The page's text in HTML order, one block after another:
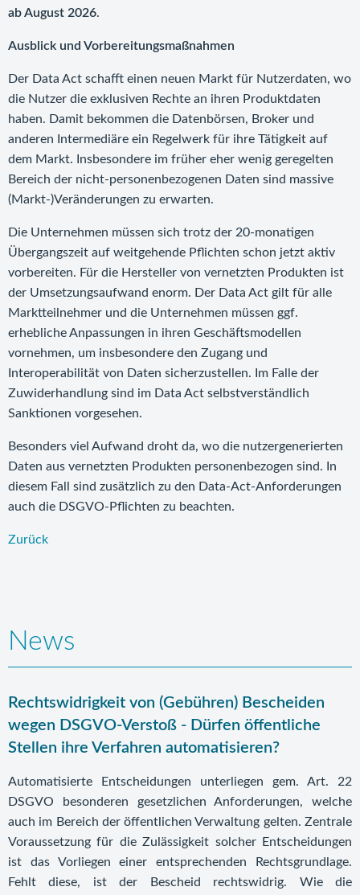
ab August 2026.
Ausblick und Vorbereitungsmaßnahmen
Der Data Act schafft einen neuen Markt für Nutzerdaten, wo
die Nutzer die exklusiven Rechte an ihren Produktdaten
haben. Damit bekommen die Datenbörsen, Broker und
anderen Intermediäre ein Regelwerk für ihre Tätigkeit auf
dem Markt. Insbesondere im früher eher wenig geregelten
Bereich der nicht-personenbezogenen Daten sind massive
(Markt-)Veränderungen zu erwarten.
Die Unternehmen müssen sich trotz der 20-monatigen
Übergangszeit auf weitgehende Pflichten schon jetzt aktiv
vorbereiten. Für die Hersteller von vernetzten Produkten ist
der Umsetzungsaufwand enorm. Der Data Act gilt für alle
Marktteilnehmer und die Unternehmen müssen ggf.
erhebliche Anpassungen in ihren Geschäftsmodellen
vornehmen, um insbesondere den Zugang und
Interoperabilität von Daten sicherzustellen. Im Falle der
Zuwiderhandlung sind im Data Act selbstverständlich
Sanktionen vorgesehen.
Besonders viel Aufwand droht da, wo die nutzergenerierten
Daten aus vernetzten Produkten personenbezogen sind. In
diesem Fall sind zusätzlich zu den Data-Act-Anforderungen
auch die DSGVO-Pflichten zu beachten.
Zurück
News
Rechtswidrigkeit von (Gebühren) Bescheiden
wegen DSGVO-Verstoß - Dürfen öffentliche
Stellen ihre Verfahren automatisieren?
Automatisierte Entscheidungen unterliegen gem. Art. 22
DSGVO besonderen gesetzlichen Anforderungen, welche
auch im Bereich der öffentlichen Verwaltung gelten. Zentrale
Voraussetzung für die Zulässigkeit solcher Entscheidungen
ist das Vorliegen einer entsprechenden Rechtsgrundlage.
Fehlt diese, ist der Bescheid rechtswidrig. Wie die